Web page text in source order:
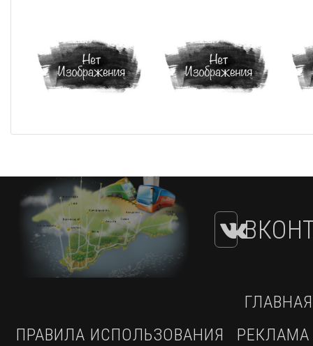
ГЛАВНАЯ
ПРАВИЛА ИСПОЛЬЗОВАНИЯ
РЕКЛАМА